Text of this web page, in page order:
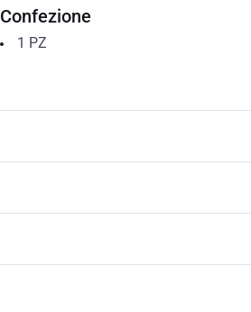
Confezione
1 PZ